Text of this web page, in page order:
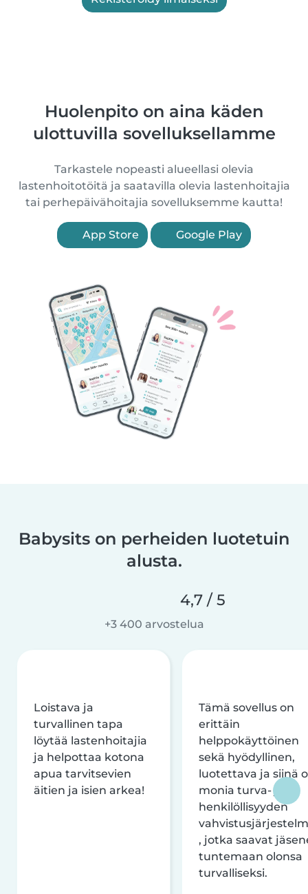
Huolenpito on aina käden
ulottuvilla sovelluksellamme
Tarkastele nopeasti alueellasi olevia
lastenhoitotöitä ja saatavilla olevia lastenhoitajia
tai perhepäivähoitajia sovelluksemme kautta!
App Store Google Play
Babysits on perheiden luotetuin
alusta.
4,7 / 5
+3 400 arvostelua
Loistava ja
turvallinen tapa
löytää lastenhoitajia
ja helpottaa kotona
apua tarvitsevien
äitien ja isien arkea!
Tämä sovellus on
erittäin
helppokäyttöinen
sekä hyödyllinen,
luotettava ja siinä
monia turva- ja
henkilöllisyyden
, jotka saavat
tuntemaan olonsa
turvalliseksi.